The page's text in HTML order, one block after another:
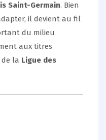
Saint-Germain. Bien
il devient au fil
du milieu
aux titres
la Ligue des